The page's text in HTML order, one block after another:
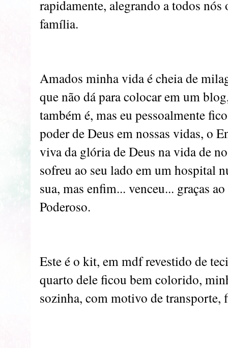
rapidamente, alegrando a todos
família.
Amados minha vida é cheia de
que não dá para colocar em um
também é, mas eu pessoalmente
poder de Deus em nossas vidas, o
viva da glória de Deus na vida de
sofreu ao seu lado em um hospital
sua, mas enfim... venceu... graças
Poderoso.
Este é o kit, em mdf revestido de
quarto dele ficou bem colorido,
sozinha, com motivo de